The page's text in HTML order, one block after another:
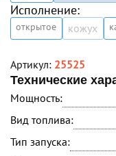
Исполнение:
открытое кожух
Артикул: 25525
Технические
Мощность:
Вид топлива:
Тип запуска: